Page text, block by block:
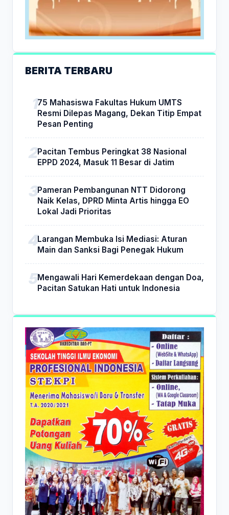
BERITA TERBARU
75 Mahasiswa Fakultas Hukum UMTS
Resmi Dilepas Magang, Dekan Titip Empat
Pesan Penting
Pacitan Tembus Peringkat 38 Nasional
EPPD 2024, Masuk 11 Besar di Jatim
Pameran Pembangunan NTT Didorong
Naik Kelas, DPRD Minta Artis hingga EO
Lokal Jadi Prioritas
Larangan Membuka Isi Mediasi: Aturan
Main dan Sanksi Bagi Penegak Hukum
Mengawali Hari Kemerdekaan dengan Doa,
Pacitan Satukan Hati untuk Indonesia